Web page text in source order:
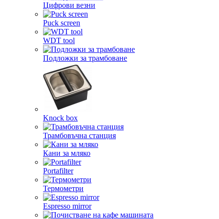
Цифрови везни
Puck screen
WDT tool
Подложки за трамбоване
Knock box
Трамбовъчна станция
Кани за мляко
Portafilter
Термометри
Espresso mirror